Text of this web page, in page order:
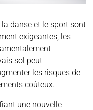
danse et le sport sont
exigeantes, les
sol peut
les risques de
coûteux.
une nouvelle